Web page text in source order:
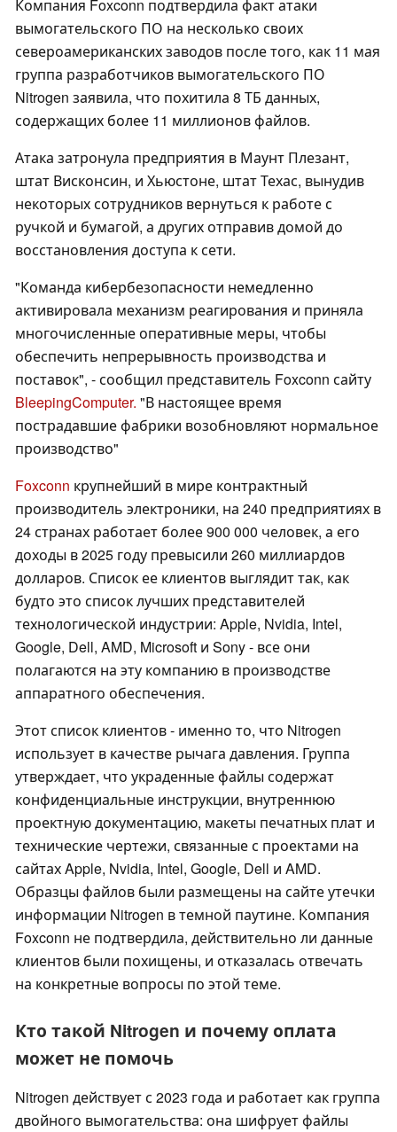
Компания Foxconn подтвердила факт атаки
вымогательского ПО на несколько своих
североамериканских заводов после того, как 11 мая
группа разработчиков вымогательского ПО
Nitrogen заявила, что похитила 8 ТБ данных,
содержащих более 11 миллионов файлов.
Атака затронула предприятия в Маунт Плезант,
штат Висконсин, и Хьюстоне, штат Техас, вынудив
некоторых сотрудников вернуться к работе с
ручкой и бумагой, а других отправив домой до
восстановления доступа к сети.
"Команда кибербезопасности немедленно
активировала механизм реагирования и приняла
многочисленные оперативные меры, чтобы
обеспечить непрерывность производства и
поставок", - сообщил представитель Foxconn сайту
BleepingComputer. "В настоящее время
пострадавшие фабрики возобновляют нормальное
производство"
Foxconn крупнейший в мире контрактный
производитель электроники, на 240 предприятиях в
24 странах работает более 900 000 человек, а его
доходы в 2025 году превысили 260 миллиардов
долларов. Список ее клиентов выглядит так, как
будто это список лучших представителей
технологической индустрии: Apple, Nvidia, Intel,
Google, Dell, AMD, Microsoft и Sony - все они
полагаются на эту компанию в производстве
аппаратного обеспечения.
Этот список клиентов - именно то, что Nitrogen
использует в качестве рычага давления. Группа
утверждает, что украденные файлы содержат
конфиденциальные инструкции, внутреннюю
проектную документацию, макеты печатных плат и
технические чертежи, связанные с проектами на
сайтах Apple, Nvidia, Intel, Google, Dell и AMD.
Образцы файлов были размещены на сайте утечки
информации Nitrogen в темной паутине. Компания
Foxconn не подтвердила, действительно ли данные
клиентов были похищены, и отказалась отвечать
на конкретные вопросы по этой теме.
Кто такой Nitrogen и почему оплата
может не помочь
Nitrogen действует с 2023 года и работает как группа
двойного вымогательства: она шифрует файлы